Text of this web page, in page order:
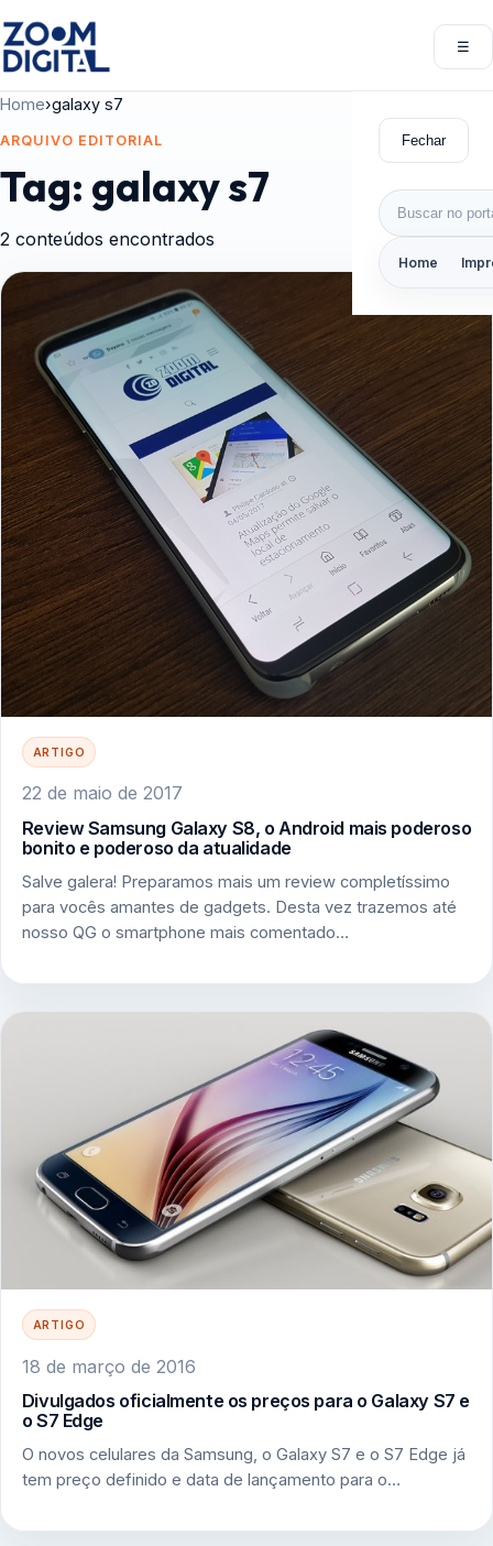
☰
Fechar
Buscar por:
Home
Home›galaxy s7
ARQUIVO EDITORIAL
Tag: galaxy s7
2 conteúdos encontrados
ARTIGO
22 de maio de 2017
Review Samsung Galaxy S8, o Android mais poderoso
bonito e poderoso da atualidade
Salve galera! Preparamos mais um review completíssimo
para vocês amantes de gadgets. Desta vez trazemos até
nosso QG o smartphone mais comentado…
ARTIGO
18 de março de 2016
Divulgados oficialmente os preços para o Galaxy S7 e
o S7 Edge
O novos celulares da Samsung, o Galaxy S7 e o S7 Edge já
tem preço definido e data de lançamento para o…